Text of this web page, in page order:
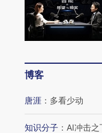
博客
唐涯 ： 多看少动
知识分子 ： AI冲击